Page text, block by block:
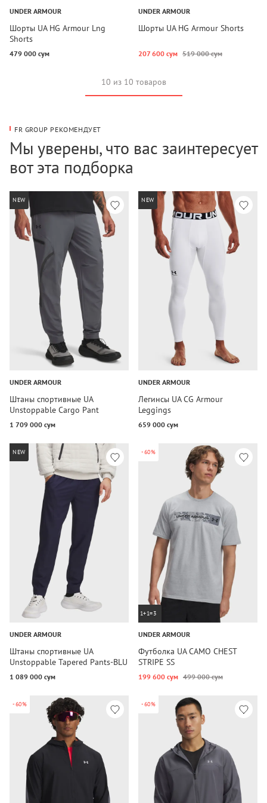
UNDER ARMOUR
Шорты UA HG Armour Lng
Shorts
479 000 сум
UNDER ARMOUR
Шорты UA HG Armour Shorts
207 600 сум 519 000 сум
10 из 10 товаров
FR GROUP РЕКОМЕНДУЕТ
Мы уверены, что вас заинтересует
вот эта подборка
NEW
UNDER ARMOUR
Штаны спортивные UA
Unstoppable Cargo Pant
1 709 000 сум
NEW
UNDER ARMOUR
Легинсы UA CG Armour
Leggings
659 000 сум
NEW
UNDER ARMOUR
Штаны спортивные UA
Unstoppable Tapered Pants-BLU
1 089 000 сум
-60%
1+1=3
UNDER ARMOUR
Футболка UA CAMO CHEST
STRIPE SS
199 600 сум 499 000 сум
-60% -60%